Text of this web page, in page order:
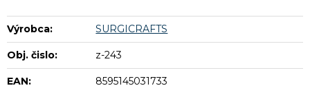
Výrobca: SURGICRAFTS
Obj. čislo: z-243
EAN: 8595145031733